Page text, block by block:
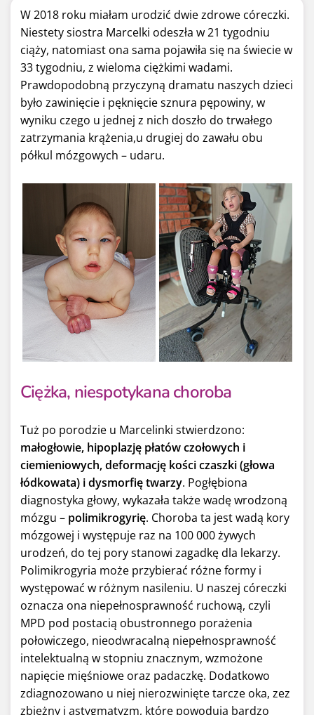
W 2018 roku miałam urodzić dwie zdrowe córeczki.
Niestety siostra Marcelki odeszła w 21 tygodniu
ciąży, natomiast ona sama pojawiła się na świecie w
33 tygodniu, z wieloma ciężkimi wadami.
Prawdopodobną przyczyną dramatu naszych dzieci
było zawinięcie i pęknięcie sznura pępowiny, w
wyniku czego u jednej z nich doszło do trwałego
zatrzymania krążenia,u drugiej do zawału obu
półkul mózgowych – udaru.
Ciężka, niespotykana choroba
Tuż po porodzie u Marcelinki stwierdzono:
małogłowie, hipoplazję płatów czołowych i
ciemieniowych, deformację kości czaszki (głowa
łódkowata) i dysmorfię twarzy. Pogłębiona
diagnostyka głowy, wykazała także wadę wrodzoną
mózgu – polimikrogyrię. Choroba ta jest wadą kory
mózgowej i występuje raz na 100 000 żywych
urodzeń, do tej pory stanowi zagadkę dla lekarzy.
Polimikrogyria może przybierać różne formy i
występować w różnym nasileniu. U naszej córeczki
oznacza ona niepełnosprawność ruchową, czyli
MPD pod postacią obustronnego porażenia
połowiczego, nieodwracalną niepełnosprawność
intelektualną w stopniu znacznym, wzmożone
napięcie mięśniowe oraz padaczkę. Dodatkowo
zdiagnozowano u niej nierozwinięte tarcze oka, zez
zbieżny i astygmatyzm, które powodują bardzo